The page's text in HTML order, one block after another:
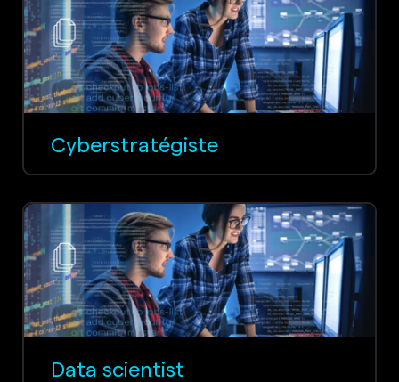
Cyberstratégiste
Data scientist